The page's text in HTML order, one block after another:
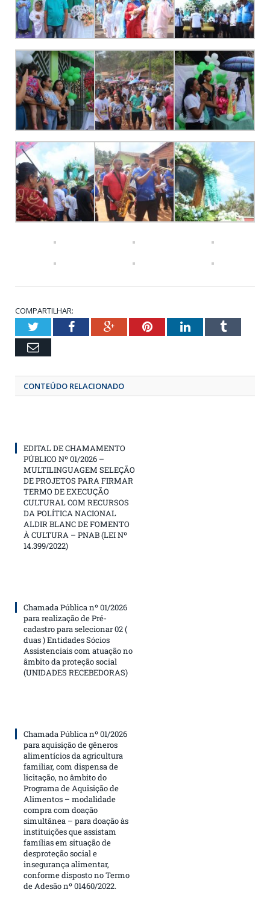
COMPARTILHAR:
TwitterFacebookGoogle+Pinterest
LinkedIn
Email
CONTEÚDO RELACIONADO
EDITAL DE CHAMAMENTO
PÚBLICO Nº 01/2026 –
MULTILINGUAGEM SELEÇÃO
DE PROJETOS PARA FIRMAR
TERMO DE EXECUÇÃO
CULTURAL COM RECURSOS
DA POLÍTICA NACIONAL
ALDIR BLANC DE FOMENTO
À CULTURA – PNAB (LEI Nº
14.399/2022)
Chamada Pública nº 01/2026
para realização de Pré-
cadastro para selecionar 02 (
duas ) Entidades Sócios
Assistenciais com atuação no
âmbito da proteção social
(UNIDADES RECEBEDORAS)
Chamada Pública nº 01/2026
para aquisição de gêneros
alimentícios da agricultura
familiar, com dispensa de
licitação, no âmbito do
Programa de Aquisição de
Alimentos – modalidade
compra com doação
simultânea – para doação às
instituições que assistam
famílias em situação de
desproteção social e
insegurança alimentar,
conforme disposto no Termo
de Adesão nº 01460/2022.